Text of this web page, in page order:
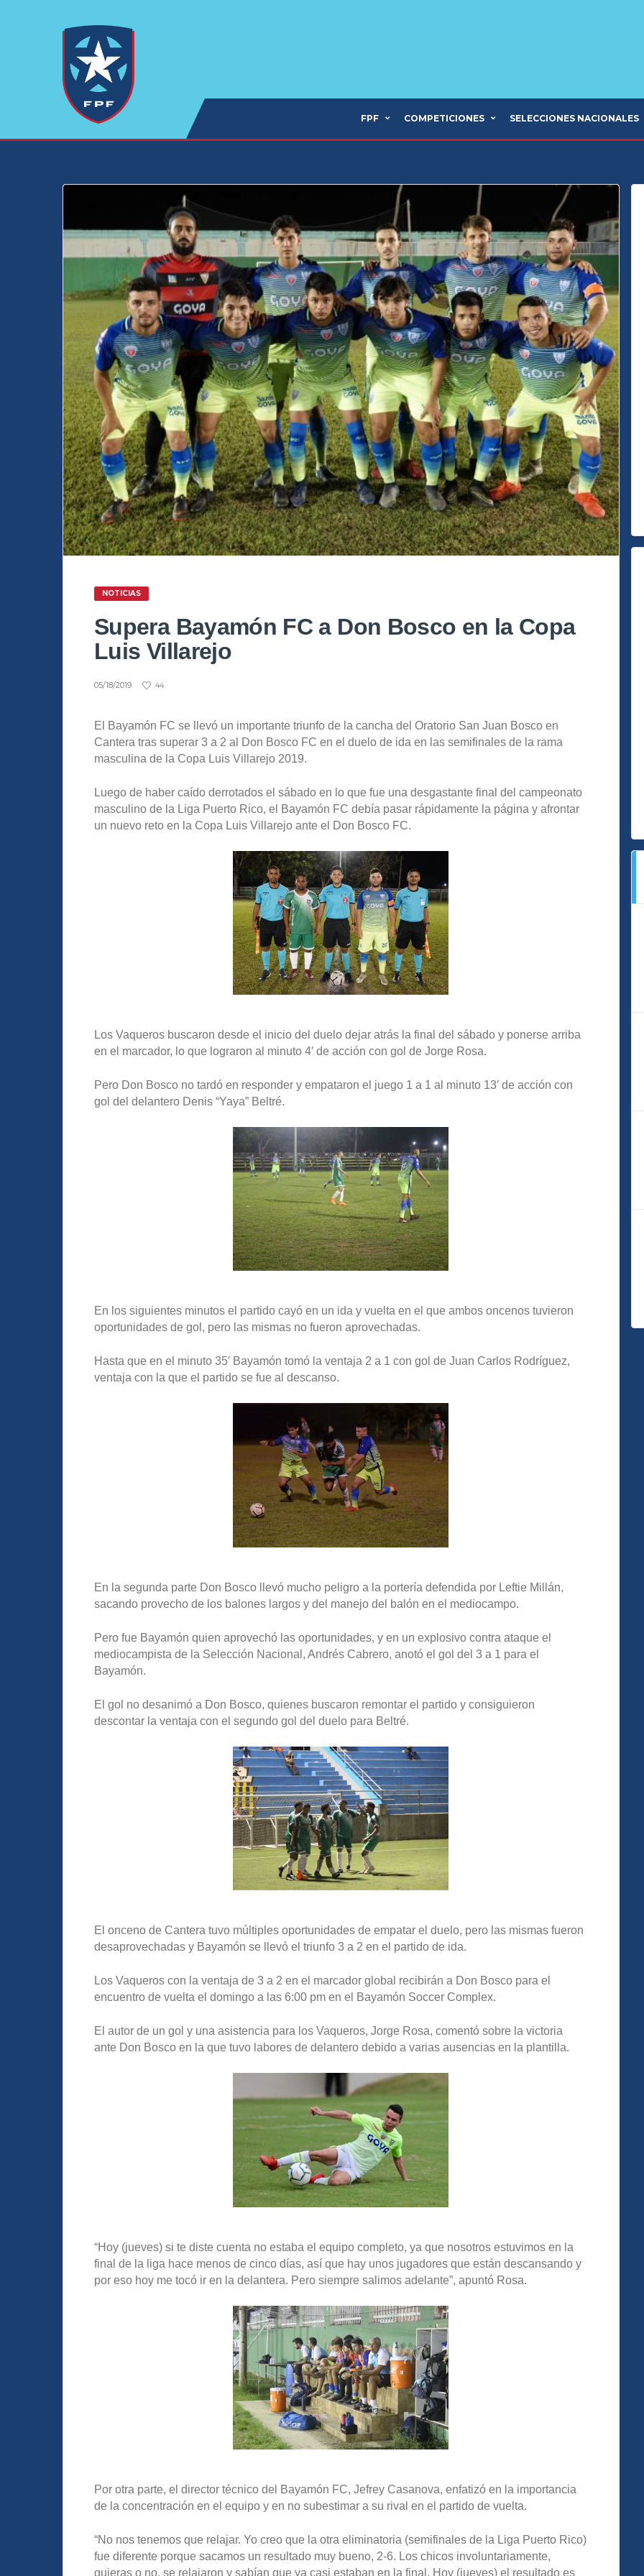
FPF COMPETICIONES SELECCIONES NACIONALES
NOTICIAS
Supera Bayamón FC a Don Bosco en la Copa
Luis Villarejo
05/18/2019 44
El Bayamón FC se llevó un importante triunfo de la cancha del Oratorio San Juan Bosco en
Cantera tras superar 3 a 2 al Don Bosco FC en el duelo de ida en las semifinales de la rama
masculina de la Copa Luis Villarejo 2019.
Luego de haber caído derrotados el sábado en lo que fue una desgastante final del campeonato
masculino de la Liga Puerto Rico, el Bayamón FC debía pasar rápidamente la página y afrontar
un nuevo reto en la Copa Luis Villarejo ante el Don Bosco FC.
Los Vaqueros buscaron desde el inicio del duelo dejar atrás la final del sábado y ponerse arriba
en el marcador, lo que lograron al minuto 4′ de acción con gol de Jorge Rosa.
Pero Don Bosco no tardó en responder y empataron el juego 1 a 1 al minuto 13′ de acción con
gol del delantero Denis “Yaya” Beltré.
En los siguientes minutos el partido cayó en un ida y vuelta en el que ambos oncenos tuvieron
oportunidades de gol, pero las mismas no fueron aprovechadas.
Hasta que en el minuto 35′ Bayamón tomó la ventaja 2 a 1 con gol de Juan Carlos Rodríguez,
ventaja con la que el partido se fue al descanso.
En la segunda parte Don Bosco llevó mucho peligro a la portería defendida por Leftie Millán,
sacando provecho de los balones largos y del manejo del balón en el mediocampo.
Pero fue Bayamón quien aprovechó las oportunidades, y en un explosivo contra ataque el
mediocampista de la Selección Nacional, Andrés Cabrero, anotó el gol del 3 a 1 para el
Bayamón.
El gol no desanimó a Don Bosco, quienes buscaron remontar el partido y consiguieron
descontar la ventaja con el segundo gol del duelo para Beltré.
El onceno de Cantera tuvo múltiples oportunidades de empatar el duelo, pero las mismas fueron
desaprovechadas y Bayamón se llevó el triunfo 3 a 2 en el partido de ida.
Los Vaqueros con la ventaja de 3 a 2 en el marcador global recibirán a Don Bosco para el
encuentro de vuelta el domingo a las 6:00 pm en el Bayamón Soccer Complex.
El autor de un gol y una asistencia para los Vaqueros, Jorge Rosa, comentó sobre la victoria
ante Don Bosco en la que tuvo labores de delantero debido a varias ausencias en la plantilla.
“Hoy (jueves) si te diste cuenta no estaba el equipo completo, ya que nosotros estuvimos en la
final de la liga hace menos de cinco días, así que hay unos jugadores que están descansando y
por eso hoy me tocó ir en la delantera. Pero siempre salimos adelante”, apuntó Rosa.
Por otra parte, el director técnico del Bayamón FC, Jefrey Casanova, enfatizó en la importancia
de la concentración en el equipo y en no subestimar a su rival en el partido de vuelta.
“No nos tenemos que relajar. Yo creo que la otra eliminatoria (semifinales de la Liga Puerto Rico)
fue diferente porque sacamos un resultado muy bueno, 2-6. Los chicos involuntariamente,
quieras o no, se relajaron y sabían que ya casi estaban en la final. Hoy (jueves) el resultado es